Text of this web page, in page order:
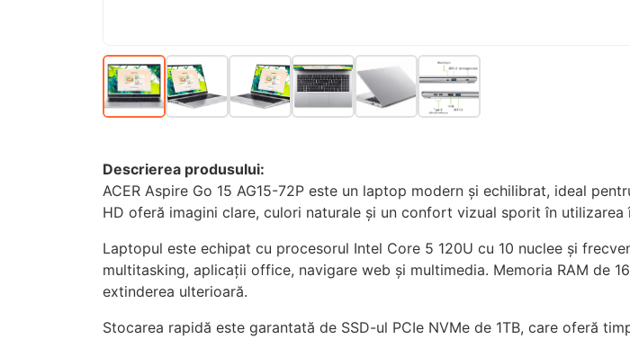
Descrierea produsului:
ACER Aspire Go 15 AG15-72P este un laptop modern și echilibrat, ideal
HD oferă imagini clare, culori naturale și un confort vizual sporit în utilizarea
Laptopul este echipat cu procesorul Intel Core 5 120U cu 10 nuclee și
multitasking, aplicații office, navigare web și multimedia. Memoria RAM de
extinderea ulterioară.
Stocarea rapidă este garantată de SSD-ul PCIe NVMe de 1TB, care oferă